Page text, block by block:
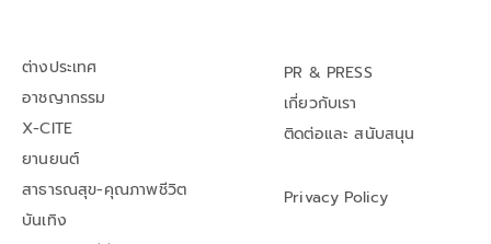
ต่างประเทศ
อาชญากรรม
X-CITE
ยานยนต์
สาธารณสุข-คุณภาพชีวิต
บันเทิง
PR & PRESS
เกี่ยวกับเรา
ติดต่อและ สนับสนุน
Privacy Policy